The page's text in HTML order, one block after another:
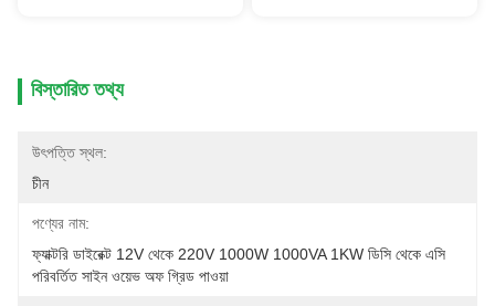
বিস্তারিত তথ্য
উৎপত্তি স্থল:
চীন
পণ্যের নাম:
ফ্যাক্টরি ডাইরেক্ট 12V থেকে 220V 1000W 1000VA 1KW ডিসি থেকে এসি
পরিবর্তিত সাইন ওয়েভ অফ গ্রিড পাওয়া